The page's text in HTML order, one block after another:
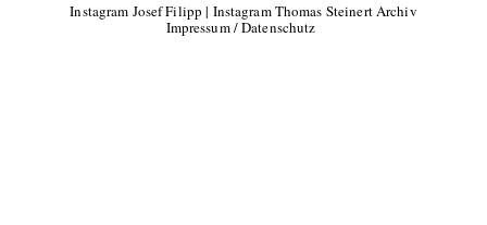
Instagram Josef Filipp | Instagram Thomas Steinert Archiv
Impressum / Datenschutz